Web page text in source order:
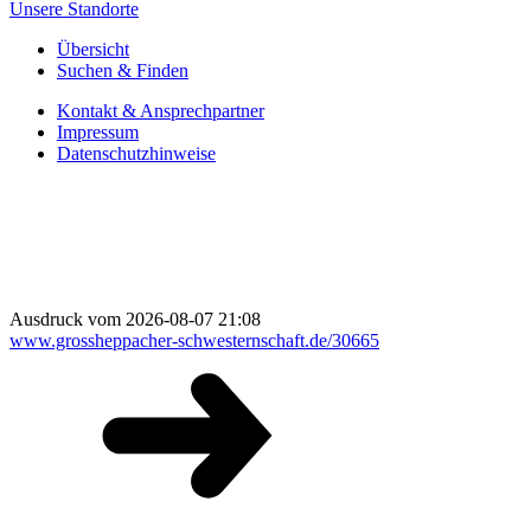
Unsere Standorte
Übersicht
Suchen & Finden
Kontakt & Ansprechpartner
Impressum
Datenschutzhinweise
Ausdruck vom 2026-08-07 21:08
www.grossheppacher-schwesternschaft.de/30665